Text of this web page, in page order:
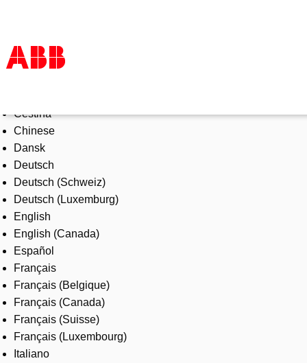
Products & Solutions
Industries
Services
About us
Where to buy
Contact us
Careers
Čeština
Chinese
Dansk
Deutsch
Deutsch (Schweiz)
Deutsch (Luxemburg)
English
English (Canada)
Español
Français
Français (Belgique)
Français (Canada)
Français (Suisse)
Français (Luxembourg)
Italiano